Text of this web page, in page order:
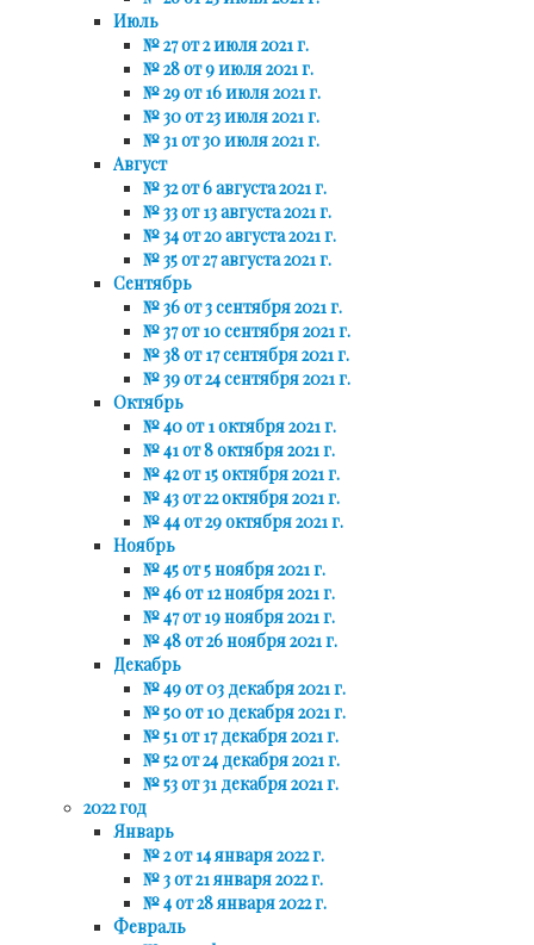
Июль
№ 27 от 2 июля 2021 г.
№ 28 от 9 июля 2021 г.
№ 29 от 16 июля 2021 г.
№ 30 от 23 июля 2021 г.
№ 31 от 30 июля 2021 г.
Август
№ 32 от 6 августа 2021 г.
№ 33 от 13 августа 2021 г.
№ 34 от 20 августа 2021 г.
№ 35 от 27 августа 2021 г.
Сентябрь
№ 36 от 3 сентября 2021 г.
№ 37 от 10 сентября 2021 г.
№ 38 от 17 сентября 2021 г.
№ 39 от 24 сентября 2021 г.
Октябрь
№ 40 от 1 октября 2021 г.
№ 41 от 8 октября 2021 г.
№ 42 от 15 октября 2021 г.
№ 43 от 22 октября 2021 г.
№ 44 от 29 октября 2021 г.
Ноябрь
№ 45 от 5 ноября 2021 г.
№ 46 от 12 ноября 2021 г.
№ 47 от 19 ноября 2021 г.
№ 48 от 26 ноября 2021 г.
Декабрь
№ 49 от 03 декабря 2021 г.
№ 50 от 10 декабря 2021 г.
№ 51 от 17 декабря 2021 г.
№ 52 от 24 декабря 2021 г.
№ 53 от 31 декабря 2021 г.
2022 год
Январь
№ 2 от 14 января 2022 г.
№ 3 от 21 января 2022 г.
№ 4 от 28 января 2022 г.
Февраль